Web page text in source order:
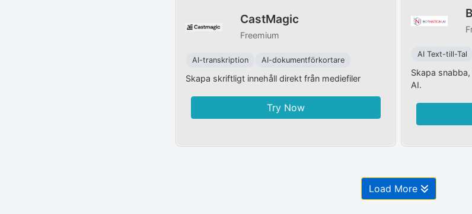
CastMagic
Freemium
AI-transkription AI-dokumentförkortare
Skapa skriftligt innehåll direkt från mediefiler
Try Now
AI Text-till-Tal
Skapa
AI.
Load More